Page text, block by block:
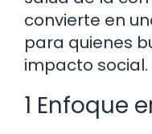
convierte en
para quienes
impacto social.
1 Enfoque